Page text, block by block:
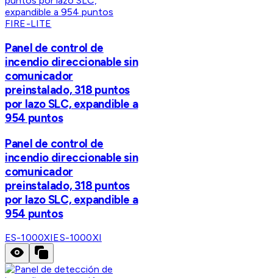
FIRE-LITE
Panel de control de
incendio direccionable sin
comunicador
preinstalado, 318 puntos
por lazo SLC, expandible a
954 puntos
Panel de control de
incendio direccionable sin
comunicador
preinstalado, 318 puntos
por lazo SLC, expandible a
954 puntos
ES-1000XIES-1000XI